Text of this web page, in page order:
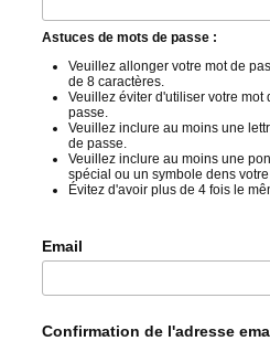
Astuces de mots de passe :
Veuillez allonger votre mot de
de 8 caractères.
Veuillez éviter d'utiliser votre mot
passe.
Veuillez inclure au moins une
de passe.
Veuillez inclure au moins une
spécial ou un symbole dens
Évitez d'avoir plus de 4 fois le
Email
Confirmation de l'adresse